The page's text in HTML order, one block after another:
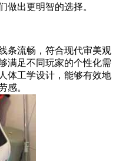
做出更明智的选择。
条流畅，符合现代审美观
满足不同玩家的个性化需
体工学设计，能够有效地
感。